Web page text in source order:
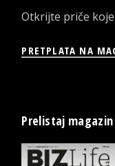
Otkrijte priče
PRETPLATA NA
Prelistaj magazin